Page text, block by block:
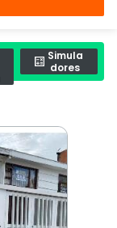
Simula
dores